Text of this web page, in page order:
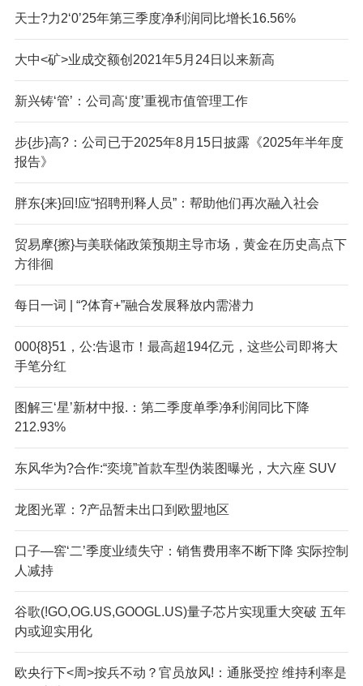
天士?力2‘0’25年第三季度净利润同比增长16.56%
大中<矿>业成交额创2021年5月24日以来新高
新兴铸‘管’：公司高‘度’重视市值管理工作
步{步}高?：公司已于2025年8月15日披露《2025年半年度
报告》
胖东{来}回!应“招聘刑释人员”：帮助他们再次融入社会
贸易摩{擦}与美联储政策预期主导市场，黄金在历史高点下
方徘徊
每日一词 | “?体育+”融合发展释放内需潜力
000{8}51，公:告退市！最高超194亿元，这些公司即将大
手笔分红
图解三‘星’新材中报.：第二季度单季净利润同比下降
212.93%
东风华为?合作:“奕境”首款车型伪装图曝光，大六座 SUV
龙图光罩：?产品暂未出口到欧盟地区
口子—窖‘二’季度业绩失守：销售费用率不断下降 实际控制
人减持
谷歌(!GO,OG.US,GOOGL.US)量子芯片实现重大突破 五年
内或迎实用化
欧央行下<周>按兵不动？官员放风!：通胀受控 维持利率是